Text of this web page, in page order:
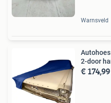
Warnsveld
2-door
€ 174,99